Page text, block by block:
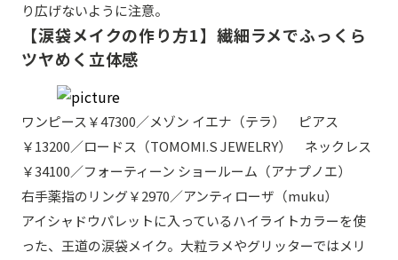
り広げないように注意。
【涙袋メイクの作り方1】繊細ラメでふっくら
ツヤめく立体感
ワンピース￥47300／メゾン イエナ（テラ） ピアス
￥13200／ロードス（TOMOMI.S JEWELRY） ネックレス
￥34100／フォーティーン ショールーム（アナプノエ）
右手薬指のリング￥2970／アンティローザ（muku）
アイシャドウパレットに入っているハイライトカラーを使
った、王道の涙袋メイク。大粒ラメやグリッターではメリ